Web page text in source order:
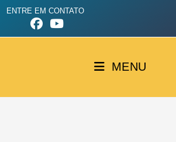
ENTRE EM CONTATO
MENU